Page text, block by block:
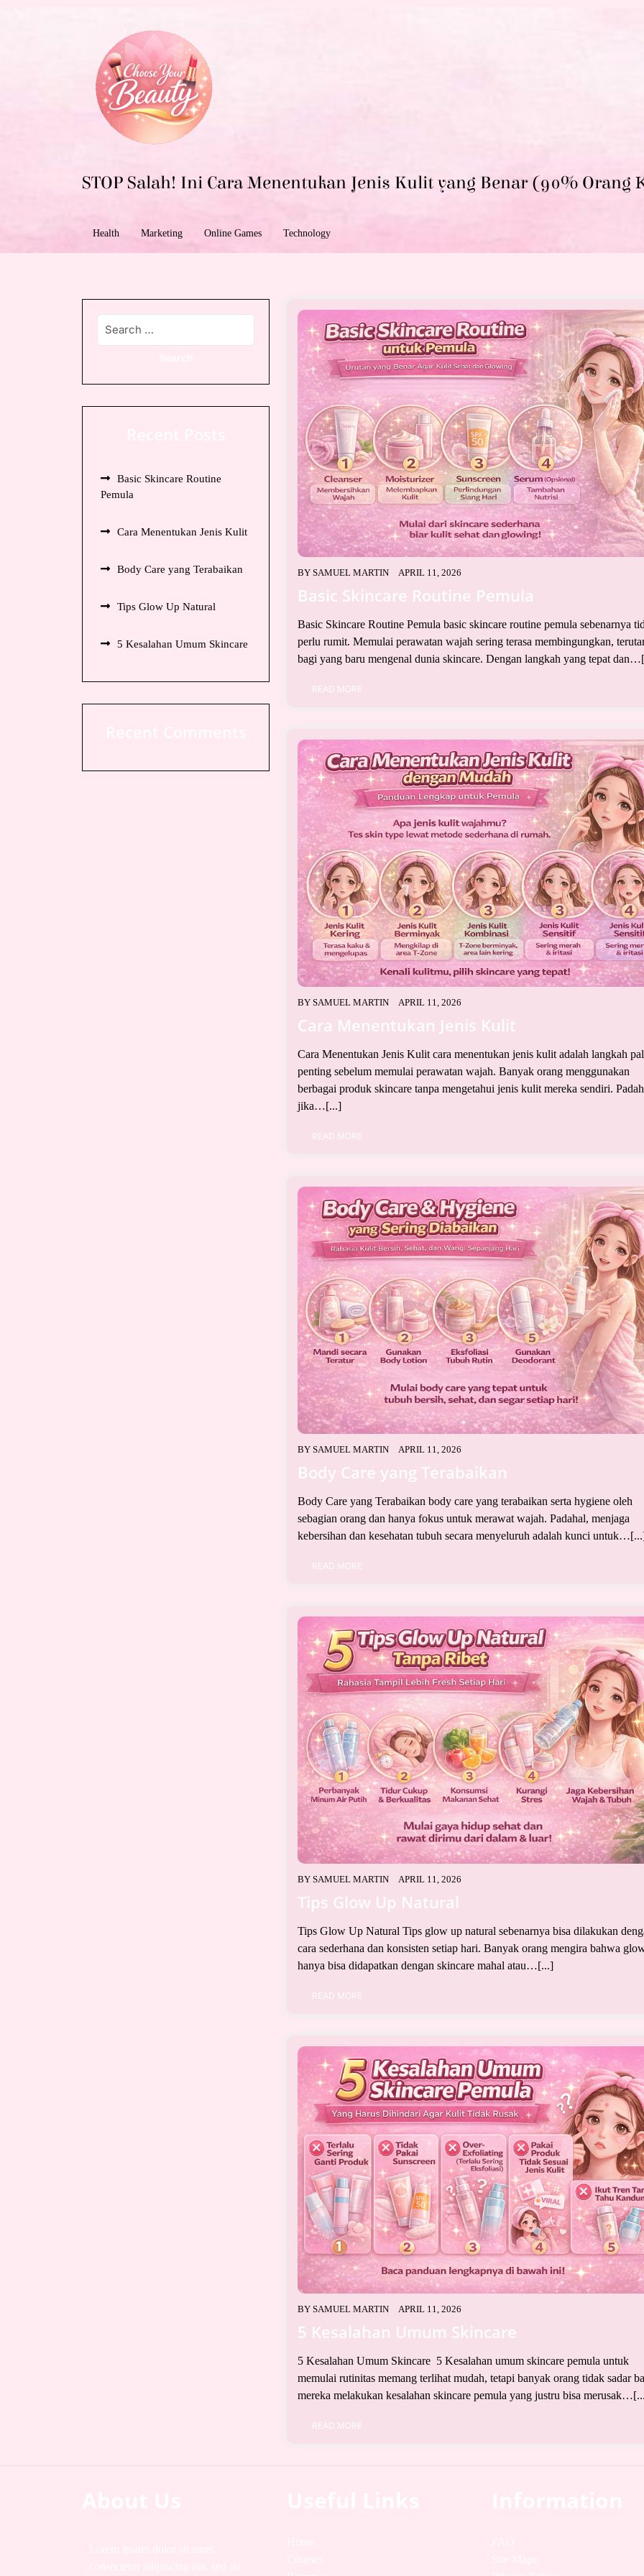
STOP Salah! Ini Cara Menentukan Jenis Kulit yang Benar (90% Orang
Health Marketing Online Games Technology
Basic Skincare Routine
Pemula
Cara Menentukan Jenis Kulit
Body Care yang Terabaikan
Tips Glow Up Natural
5 Kesalahan Umum Skincare
BY SAMUEL MARTIN APRIL 11, 2026
Basic Skincare Routine Pemula
Basic Skincare Routine Pemula basic skincare routine pemula sebenarnya
perlu rumit. Memulai perawatan wajah sering terasa membingungkan,
bagi yang baru mengenal dunia skincare. Dengan langkah yang tepat
READ MORE
BY SAMUEL MARTIN APRIL 11, 2026
Cara Menentukan Jenis Kulit
Cara Menentukan Jenis Kulit cara menentukan jenis kulit adalah langkah
penting sebelum memulai perawatan wajah. Banyak orang menggunakan
berbagai produk skincare tanpa mengetahui jenis kulit mereka sendiri.
jika…[...]
READ MORE
BY SAMUEL MARTIN APRIL 11, 2026
Body Care yang Terabaikan
Body Care yang Terabaikan body care yang terabaikan serta hygiene oleh
sebagian orang dan hanya fokus untuk merawat wajah. Padahal, menjaga
kebersihan dan kesehatan tubuh secara menyeluruh adalah kunci
READ MORE
BY SAMUEL MARTIN APRIL 11, 2026
Tips Glow Up Natural
Tips Glow Up Natural Tips glow up natural sebenarnya bisa dilakukan
cara sederhana dan konsisten setiap hari. Banyak orang mengira bahwa
hanya bisa didapatkan dengan skincare mahal atau…[...]
READ MORE
BY SAMUEL MARTIN APRIL 11, 2026
5 Kesalahan Umum Skincare
5 Kesalahan Umum Skincare 5 Kesalahan umum skincare pemula untuk
memulai rutinitas memang terlihat mudah, tetapi banyak orang tidak sadar
mereka melakukan kesalahan skincare pemula yang justru bisa
READ MORE